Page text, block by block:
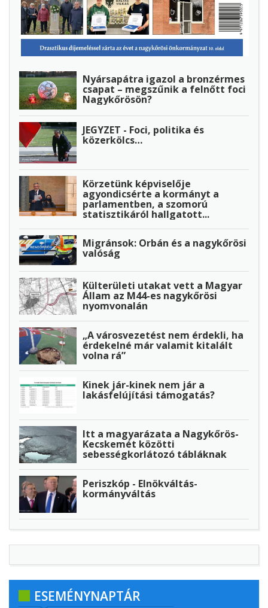
Nyársapátra igazol a bronzérmes
csapat – megszűnik a felnőtt foci
Nagykőrösön?
JEGYZET - Foci, politika és
közerkölcs…
Körzetünk képviselője
agyondicsérte a kormányt a
parlamentben, a szomorú
statisztikáról hallgatott...
Migránsok: Orbán és a nagykőrösi
valóság
Külterületi utakat vett a Magyar
Állam az M44-es nagykőrösi
nyomvonalán
„A városvezetést nem érdekli, ha
érdekelné már valamit kitalált
volna rá”
Kinek jár-kinek nem jár a
lakásfelújítási támogatás?
Itt a magyarázata a Nagykőrös-
Kecskemét közötti
sebességkorlátozó tábláknak
Periszkóp - Elnökváltás-
kormányváltás
ESEMÉNYNAPTÁR